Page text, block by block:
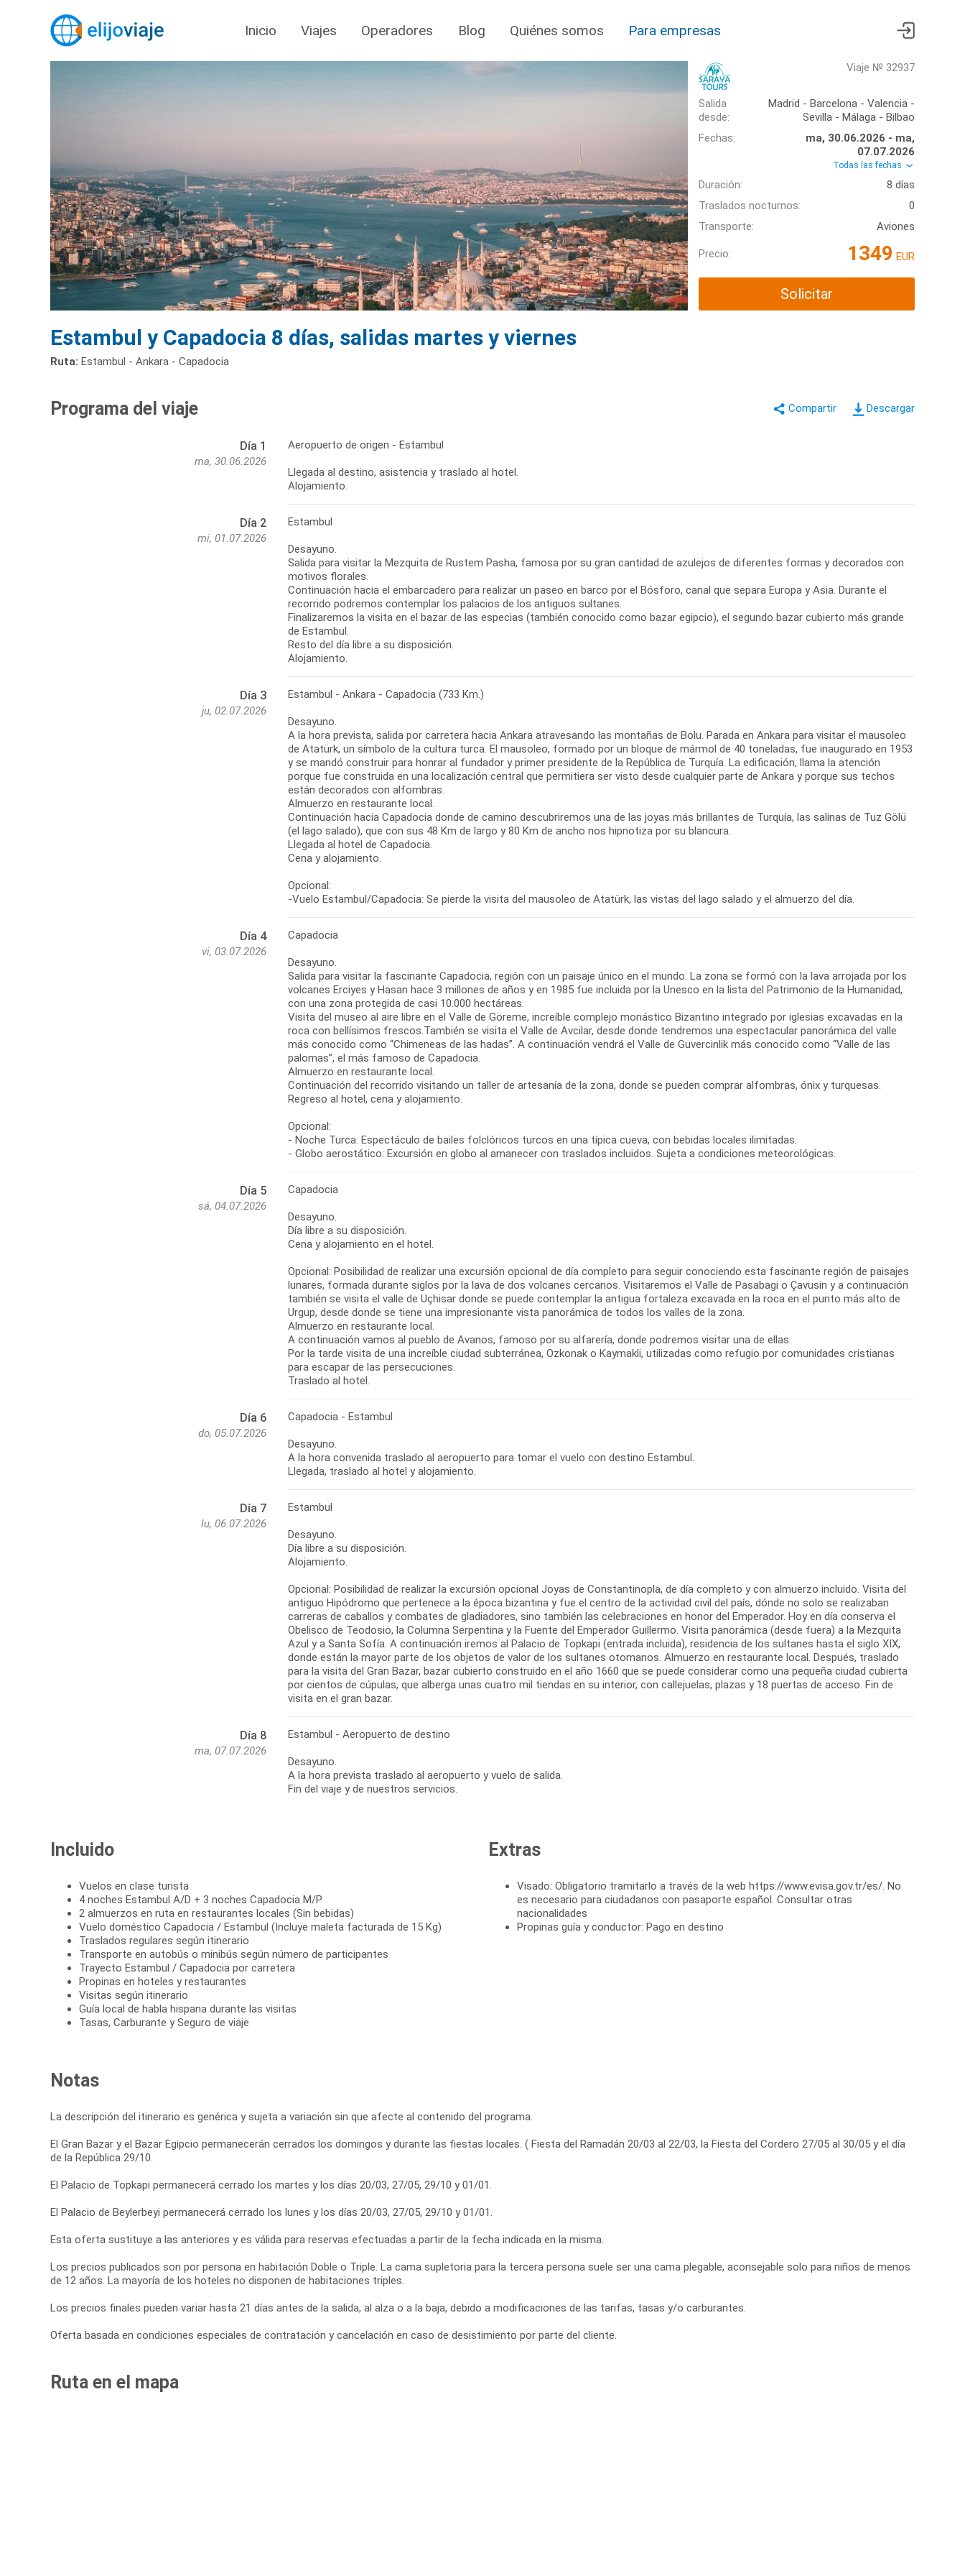
Inicio Viajes Operadores Blog Quiénes somos Para empresas
Viaje № 32937
Salida
desde:
Madrid - Barcelona - Valencia -
Sevilla - Málaga - Bilbao
Fechas:
ma, 30.06.2026 - ma,
07.07.2026
Todas las fechas
Duración:
8 días
Traslados nocturnos:
0
Transporte:
Aviones
Precio: 1349 EUR
Solicitar
Estambul y Capadocia 8 días, salidas martes y viernes
Ruta: Estambul - Ankara - Capadocia
Descargar
Programa del viaje
Día 1
ma, 30.06.2026
Aeropuerto de origen - Estambul
Llegada al destino, asistencia y traslado al hotel.
Alojamiento.
Día 2
mi, 01.07.2026
Estambul
Desayuno.
Salida para visitar la Mezquita de Rustem Pasha, famosa por su gran cantidad de azulejos de diferentes formas y decorados con
motivos florales.
Continuación hacia el embarcadero para realizar un paseo en barco por el Bósforo, canal que separa Europa y Asia. Durante el
recorrido podremos contemplar los palacios de los antiguos sultanes.
Finalizaremos la visita en el bazar de las especias (también conocido como bazar egipcio), el segundo bazar cubierto más grande
de Estambul.
Resto del día libre a su disposición.
Alojamiento.
Día 3
ju, 02.07.2026
Estambul - Ankara - Capadocia (733 Km.)
Desayuno.
A la hora prevista, salida por carretera hacia Ankara atravesando las montañas de Bolu. Parada en Ankara para visitar el mausoleo
de Atatürk, un símbolo de la cultura turca. El mausoleo, formado por un bloque de mármol de 40 toneladas, fue inaugurado en 1953
y se mandó construir para honrar al fundador y primer presidente de la República de Turquía. La edificación, llama la atención
porque fue construida en una localización central que permitiera ser visto desde cualquier parte de Ankara y porque sus techos
están decorados con alfombras.
Almuerzo en restaurante local.
Continuación hacia Capadocia donde de camino descubriremos una de las joyas más brillantes de Turquía, las salinas de Tuz Gölü
(el lago salado), que con sus 48 Km de largo y 80 Km de ancho nos hipnotiza por su blancura.
Llegada al hotel de Capadocia.
Cena y alojamiento.
Opcional:
-Vuelo Estambul/Capadocia: Se pierde la visita del mausoleo de Atatürk, las vistas del lago salado y el almuerzo del día.
Día 4
vi, 03.07.2026
Capadocia
Desayuno.
Salida para visitar la fascinante Capadocia, región con un paisaje único en el mundo. La zona se formó con la lava arrojada por los
volcanes Erciyes y Hasan hace 3 millones de años y en 1985 fue incluida por la Unesco en la lista del Patrimonio de la Humanidad,
con una zona protegida de casi 10.000 hectáreas.
Visita del museo al aire libre en el Valle de Göreme, increíble complejo monástico Bizantino integrado por iglesias excavadas en la
roca con bellísimos frescos.También se visita el Valle de Avcilar, desde donde tendremos una espectacular panorámica del valle
más conocido como “Chimeneas de las hadas”. A continuación vendrá el Valle de Guvercinlik más conocido como “Valle de las
palomas”, el más famoso de Capadocia.
Almuerzo en restaurante local.
Continuación del recorrido visitando un taller de artesanía de la zona, donde se pueden comprar alfombras, ónix y turquesas.
Regreso al hotel, cena y alojamiento.
Opcional:
- Noche Turca: Espectáculo de bailes folclóricos turcos en una típica cueva, con bebidas locales ilimitadas.
- Globo aerostático: Excursión en globo al amanecer con traslados incluidos. Sujeta a condiciones meteorológicas.
Día 5
sá, 04.07.2026
Capadocia
Desayuno.
Día libre a su disposición.
Cena y alojamiento en el hotel.
Opcional: Posibilidad de realizar una excursión opcional de día completo para seguir conociendo esta fascinante región de paisajes
lunares, formada durante siglos por la lava de dos volcanes cercanos. Visitaremos el Valle de Pasabagi o Çavusin y a continuación
también se visita el valle de Uçhisar donde se puede contemplar la antigua fortaleza excavada en la roca en el punto más alto de
Urgup, desde donde se tiene una impresionante vista panorámica de todos los valles de la zona.
Almuerzo en restaurante local.
A continuación vamos al pueblo de Avanos, famoso por su alfarería, donde podremos visitar una de ellas.
Por la tarde visita de una increíble ciudad subterránea, Ozkonak o Kaymakli, utilizadas como refugio por comunidades cristianas
para escapar de las persecuciones.
Traslado al hotel.
Día 6
do, 05.07.2026
Capadocia - Estambul
Desayuno.
A la hora convenida traslado al aeropuerto para tomar el vuelo con destino Estambul.
Llegada, traslado al hotel y alojamiento.
Día 7
lu, 06.07.2026
Estambul
Desayuno.
Día libre a su disposición.
Alojamiento.
Opcional: Posibilidad de realizar la excursión opcional Joyas de Constantinopla, de día completo y con almuerzo incluido. Visita del
antiguo Hipódromo que pertenece a la época bizantina y fue el centro de la actividad civil del país, dónde no solo se realizaban
carreras de caballos y combates de gladiadores, sino también las celebraciones en honor del Emperador. Hoy en día conserva el
Obelisco de Teodosio, la Columna Serpentina y la Fuente del Emperador Guillermo. Visita panorámica (desde fuera) a la Mezquita
Azul y a Santa Sofía. A continuación iremos al Palacio de Topkapi (entrada incluida), residencia de los sultanes hasta el siglo XIX,
donde están la mayor parte de los objetos de valor de los sultanes otomanos. Almuerzo en restaurante local. Después, traslado
para la visita del Gran Bazar, bazar cubierto construido en el año 1660 que se puede considerar como una pequeña ciudad cubierta
por cientos de cúpulas, que alberga unas cuatro mil tiendas en su interior, con callejuelas, plazas y 18 puertas de acceso. Fin de
visita en el gran bazar.
Día 8
ma, 07.07.2026
Estambul - Aeropuerto de destino
Desayuno.
A la hora prevista traslado al aeropuerto y vuelo de salida.
Fin del viaje y de nuestros servicios.
Incluido
Vuelos en clase turista
4 noches Estambul A/D + 3 noches Capadocia M/P
2 almuerzos en ruta en restaurantes locales (Sin bebidas)
Vuelo doméstico Capadocia / Estambul (Incluye maleta facturada de 15 Kg)
Traslados regulares según itinerario
Transporte en autobús o minibús según número de participantes
Trayecto Estambul / Capadocia por carretera
Propinas en hoteles y restaurantes
Visitas según itinerario
Guía local de habla hispana durante las visitas
Tasas, Carburante y Seguro de viaje
Extras
Visado: Obligatorio tramitarlo a través de la web https://www.evisa.gov.tr/es/. No
es necesario para ciudadanos con pasaporte español. Consultar otras
nacionalidades
Propinas guía y conductor: Pago en destino
Notas
La descripción del itinerario es genérica y sujeta a variación sin que afecte al contenido del programa.
El Gran Bazar y el Bazar Egipcio permanecerán cerrados los domingos y durante las fiestas locales. ( Fiesta del Ramadán 20/03 al 22/03, la Fiesta del Cordero 27/05 al 30/05 y el día
de la República 29/10.
El Palacio de Topkapi permanecerá cerrado los martes y los días 20/03, 27/05, 29/10 y 01/01.
El Palacio de Beylerbeyi permanecerá cerrado los lunes y los días 20/03, 27/05, 29/10 y 01/01.
Esta oferta sustituye a las anteriores y es válida para reservas efectuadas a partir de la fecha indicada en la misma.
Los precios publicados son por persona en habitación Doble o Triple. La cama supletoria para la tercera persona suele ser una cama plegable, aconsejable solo para niños de menos
de 12 años. La mayoría de los hoteles no disponen de habitaciones triples.
Los precios finales pueden variar hasta 21 días antes de la salida, al alza o a la baja, debido a modificaciones de las tarifas, tasas y/o carburantes.
Oferta basada en condiciones especiales de contratación y cancelación en caso de desistimiento por parte del cliente.
Ruta en el mapa